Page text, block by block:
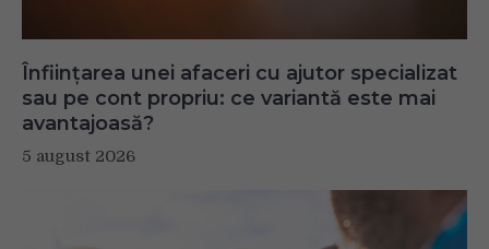
Înființarea unei afaceri cu ajutor specializat
sau pe cont propriu: ce variantă este mai
avantajoasă?
5 august 2026